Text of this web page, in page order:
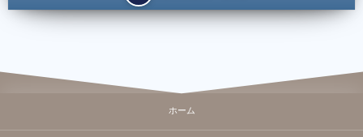
ホーム